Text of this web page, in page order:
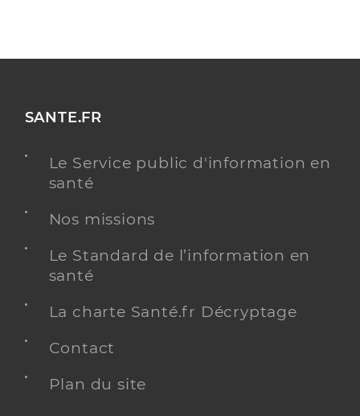
SANTE.FR
Le Service public d'information en
santé
Nos missions
Le Standard de l’information en
santé
La charte Santé.fr Décryptage
Contact
Plan du site